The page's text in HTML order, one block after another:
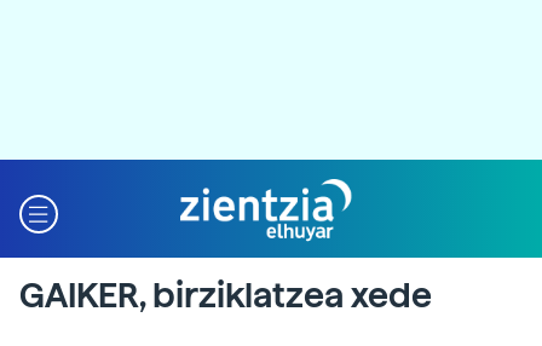
GAIKER, birziklatzea xede